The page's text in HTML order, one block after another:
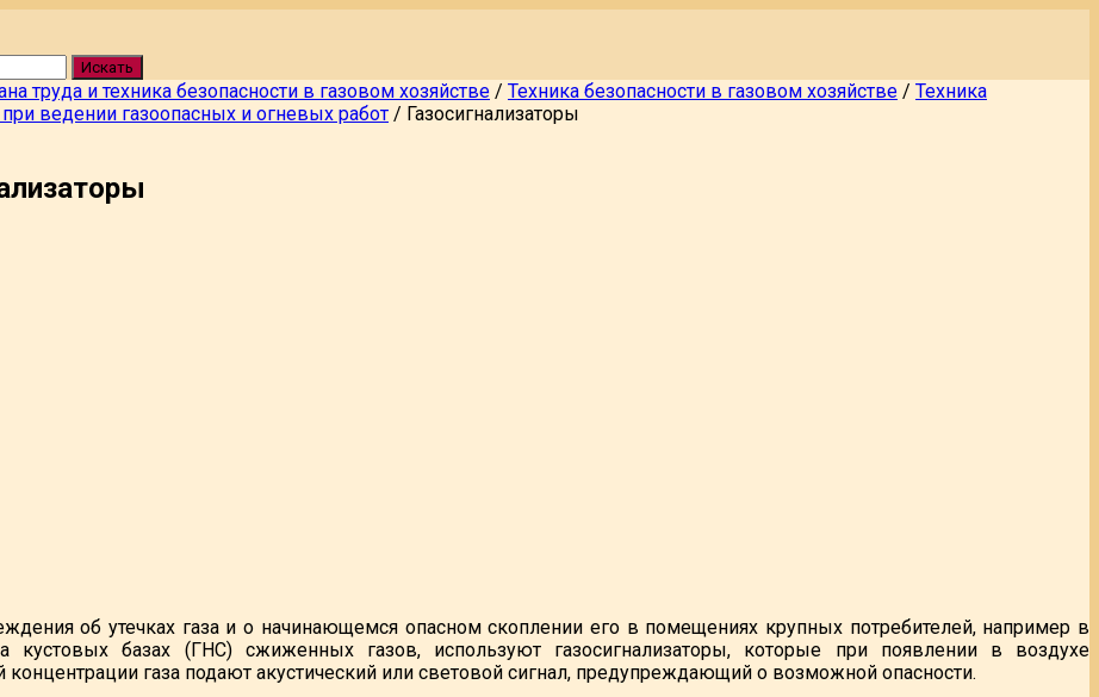
Искать
труда и техника безопасности в газовом хозяйстве / Техника безопасности в газовом хозяйстве / Техника
при ведении газоопасных и огневых работ / Газосигнализаторы
об утечках газа и о начинающемся опасном скоплении его в помещениях крупных потребителей, например в
кустовых базах (ГНС) сжиженных газов, используют газосигнализаторы, которые при появлении в воздухе
концентрации газа подают акустический или световой сигнал, предупреждающий о возможной опасности.